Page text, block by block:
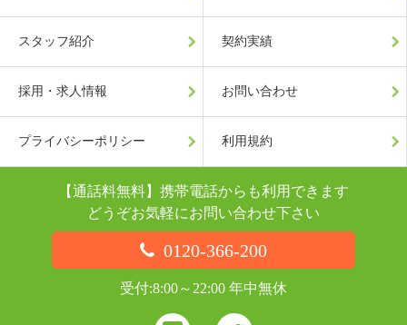
スタッフ紹介 契約実績
採用・求人情報 お問い合わせ
プライバシーポリシー 利用規約
【通話料無料】携帯電話からも利用できます
どうぞお気軽にお問い合わせ下さい
0120-366-200
受付:8:00～22:00 年中無休